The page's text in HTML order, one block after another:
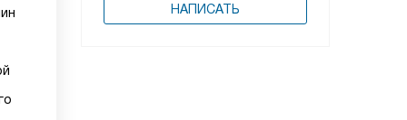
НАПИСАТЬ